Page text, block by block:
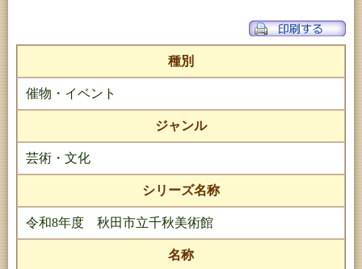
種別
催物・イベント
ジャンル
芸術・文化
シリーズ名称
令和8年度 秋田市立千秋美術館
名称